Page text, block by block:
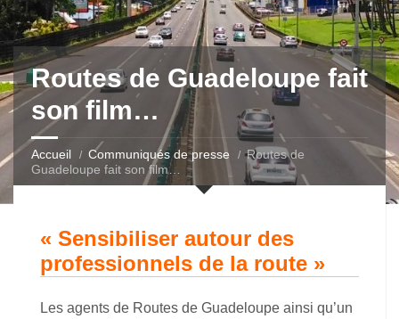
Routes de Guadeloupe fait
son film…
Accueil Communiqués de presse
Routes de
Guadeloupe fait son film…
« Sensibiliser autour des
professionnels de la route »
Les agents de Routes de Guadeloupe ainsi qu’un